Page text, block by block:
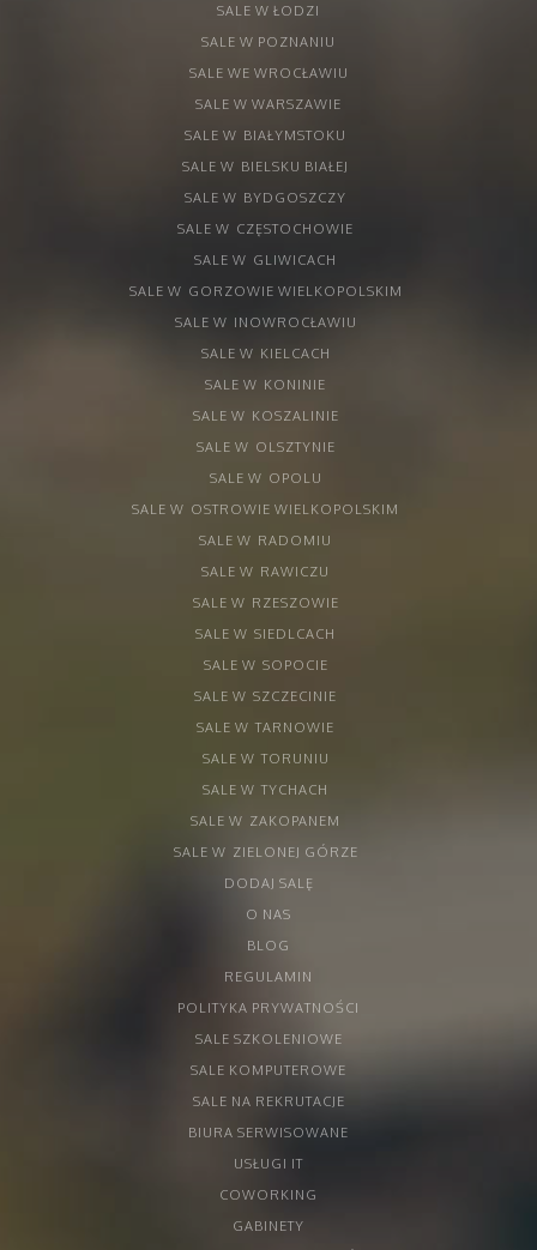
SALE W ŁODZI
SALE W POZNANIU
SALE WE WROCŁAWIU
SALE W WARSZAWIE
SALE W BIAŁYMSTOKU
SALE W BIELSKU BIAŁEJ
SALE W BYDGOSZCZY
SALE W CZĘSTOCHOWIE
SALE W GLIWICACH
SALE W GORZOWIE WIELKOPOLSKIM
SALE W INOWROCŁAWIU
SALE W KIELCACH
SALE W KONINIE
SALE W KOSZALINIE
SALE W OLSZTYNIE
SALE W OPOLU
SALE W OSTROWIE WIELKOPOLSKIM
SALE W RADOMIU
SALE W RAWICZU
SALE W RZESZOWIE
SALE W SIEDLCACH
SALE W SOPOCIE
SALE W SZCZECINIE
SALE W TARNOWIE
SALE W TORUNIU
SALE W TYCHACH
SALE W ZAKOPANEM
SALE W ZIELONEJ GÓRZE
DODAJ SALĘ
O NAS
BLOG
REGULAMIN
POLITYKA PRYWATNOŚCI
SALE SZKOLENIOWE
SALE KOMPUTEROWE
SALE NA REKRUTACJE
BIURA SERWISOWANE
USŁUGI IT
COWORKING
GABINETY